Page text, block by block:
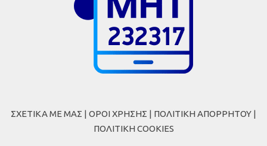
ΣΧΕΤΙΚΑ ΜΕ ΜΑΣ | ΟΡΟΙ ΧΡΗΣΗΣ | ΠΟΛΙΤΙΚΗ ΑΠΟΡΡΗΤΟΥ |
ΠΟΛΙΤΙΚΗ COOKIES